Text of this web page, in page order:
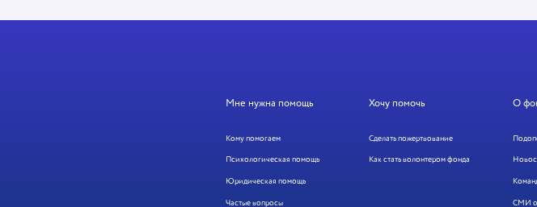
Мне нужна помощь
Кому помогаем
Психологическая помощь
Юридическая помощь
Частые вопросы
Хочу помочь
Сделать пожертвование
Как стать волонтером фонда
О
СМИ о